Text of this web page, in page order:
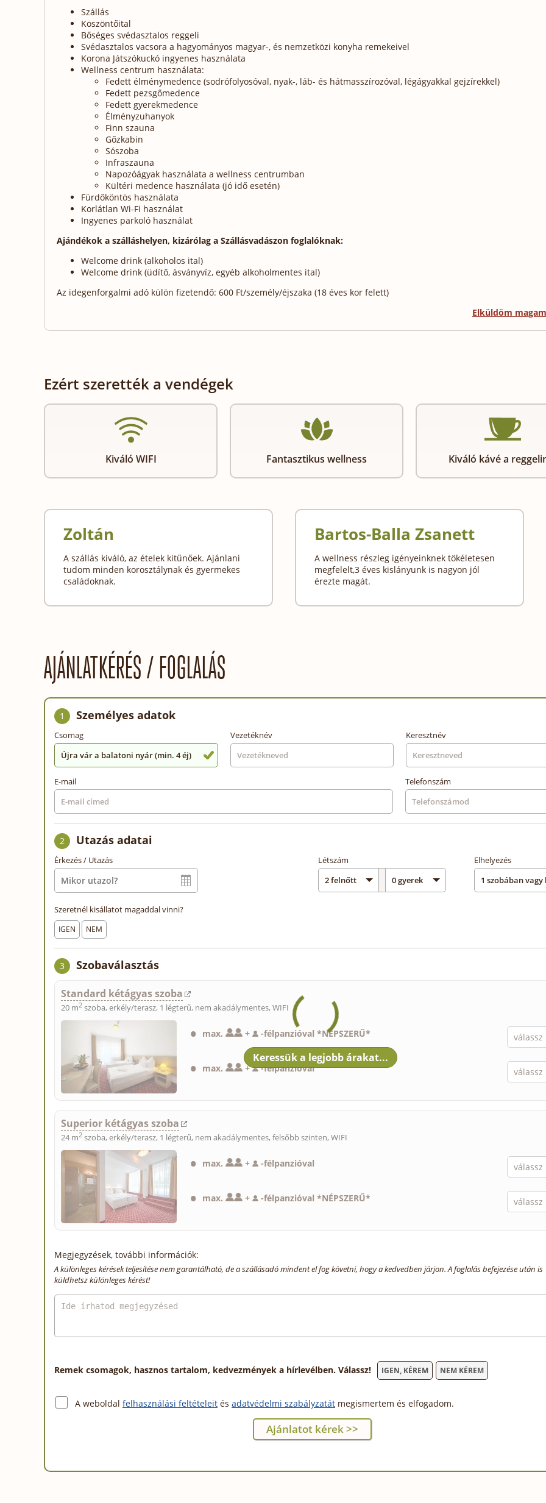
Szállás
Köszöntőital
Bőséges svédasztalos reggeli
Svédasztalos vacsora a hagyományos magyar-, és nemzetközi konyha remekeivel
Korona Játszókuckó ingyenes használata
Wellness centrum használata:
Fedett élménymedence (sodrófolyosóval, nyak-, láb- és hátmasszírozóval, légágyakkal gejzírekkel)
Fedett pezsgőmedence
Fedett gyerekmedence
Élményzuhanyok
Finn szauna
Gőzkabin
Sószoba
Infraszauna
Napozóágyak használata a wellness centrumban
Kültéri medence használata (jó idő esetén)
Fürdőköntös használata
Korlátlan Wi-Fi használat
Ingyenes parkoló használat
Ajándékok a szálláshelyen, kizárólag a Szállásvadászon foglalóknak:
Welcome drink (alkoholos ital)
Welcome drink (üdítő, ásványvíz, egyéb alkoholmentes ital)
Az idegenforgalmi adó külön fizetendő: 600 Ft/személy/éjszaka (18 éves kor felett)
Elküldöm
Ezért szerették a vendégek
Kiváló WIFI Fantasztikus wellness Kiváló kávé a
Zoltán
A szállás kiváló, az ételek kitűnőek. Ajánlani
tudom minden korosztálynak és gyermekes
családoknak.
Bartos-Balla Zsanett
A wellness részleg igényeinknek tökéletesen
megfelelt,3 éves kislányunk is nagyon jól
érezte magát.
AJÁNLATKÉRÉS / FOGLALÁS
1 Személyes adatok
Csomag
Újra vár a balatoni nyár (min. 4 éj)
Vezetéknév Keresztnév
E-mail Telefonszám
2 Utazás adatai
Érkezés / Utazás Létszám Elhelyezés
Szeretnél kisállatot magaddal vinni?
IGEN NEM
3 Szobaválasztás
Standard kétágyas szoba
20 m2 szoba, erkély/terasz, 1 légterű, nem akadálymentes, WIFI
max. + -félpanzióval *NÉPSZERŰ*
max. + -félpanzióval
Superior kétágyas szoba
24 m2 szoba, erkély/terasz, 1 légterű, nem akadálymentes, felsőbb szinten, WIFI
max. + -félpanzióval
max. + -félpanzióval *NÉPSZERŰ*
Megjegyzések, további információk:
A különleges kérések teljesítése nem garantálható, de a szállásadó mindent el fog követni, hogy a kedvedben járjon. A foglalás befejezése után is
küldhetsz különleges kérést!
Remek csomagok, hasznos tartalom, kedvezmények a hírlevélben. Válassz! IGEN, KÉREM NEM KÉREM
A weboldal felhasználási feltételeit és adatvédelmi szabályzatát megismertem és elfogadom.